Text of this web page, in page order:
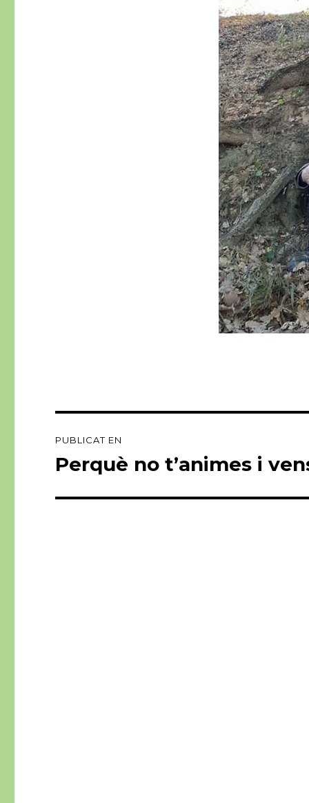
d'entrades
PUBLICAT EN
Perquè no t’animes i